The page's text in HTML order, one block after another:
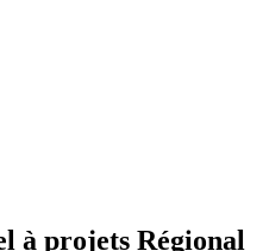
à projets Régional